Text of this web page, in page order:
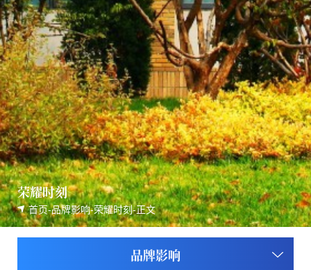
荣耀时刻
首页-品牌影响-荣耀时刻-正文
品牌影响